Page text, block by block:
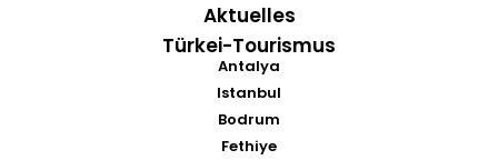
Aktuelles
Türkei-Tourismus
Antalya
Istanbul
Bodrum
Fethiye